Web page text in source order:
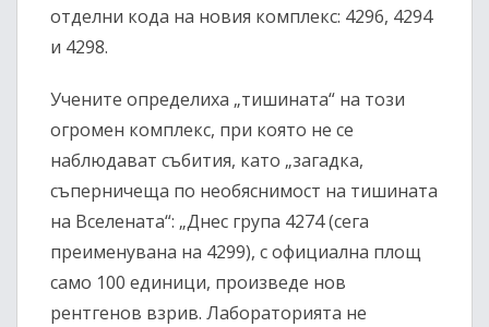
отделни кода на новия комплекс: 4296, 4294
и 4298.
Учените определиха „тишината“ на този
огромен комплекс, при която не се
наблюдават събития, като „загадка,
съперничеща по необяснимост на тишината
на Вселената“: „Днес група 4274 (сега
преименувана на 4299), с официална площ
само 100 единици, произведе нов
рентгенов взрив. Лабораторията не